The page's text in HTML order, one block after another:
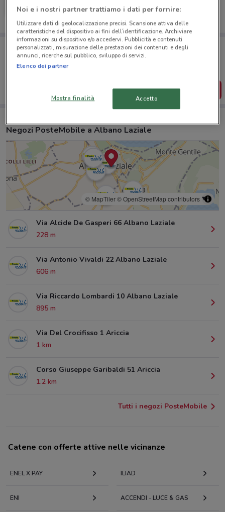
Scade il 05/09 228 m
Porta DoveConviene sempre con te!
Puoi trovare le migliori offerte dei negozi vicino a te,
salvarle e creare la tua lista del risparmio, comodamente
dal tuo cellulare.
SCARICA L’APP
Negozi PosteMobile a Albano Laziale
© MapTiler© OpenStreetMap contributors
Via Alcide De Gasperi 66 Albano Laziale
228 m
Via Antonio Vivaldi 22 Albano Laziale
606 m
Via Riccardo Lombardi 10 Albano Laziale
895 m
Via Del Crocifisso 1 Ariccia
1 km
Corso Giuseppe Garibaldi 51 Ariccia
1.2 km
Tutti i negozi PosteMobile
Catene con offerte attive nelle vicinanze
ENEL X PAY ILIAD
ENI ACCENDI - LUCE & GAS
Noi e i nostri partner trattiamo i dati per fornire:
Utilizzare dati di geolocalizzazione precisi. Scansione attiva delle
caratteristiche del dispositivo ai fini dell’identificazione. Archiviare
informazioni su dispositivo e/o accedervi. Pubblicità e contenuti
personalizzati, misurazione delle prestazioni dei contenuti e degli
annunci, ricerche sul pubblico, sviluppo di servizi.
Elenco dei partner
Mostra finalità Accetto